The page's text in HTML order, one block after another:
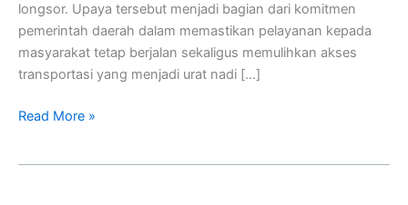
longsor. Upaya tersebut menjadi bagian dari komitmen
pemerintah daerah dalam memastikan pelayanan kepada
masyarakat tetap berjalan sekaligus memulihkan akses
transportasi yang menjadi urat nadi […]
Read More »